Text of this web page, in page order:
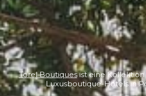
Torel Boutiquesist eine
Luxusboutique-Hotels in